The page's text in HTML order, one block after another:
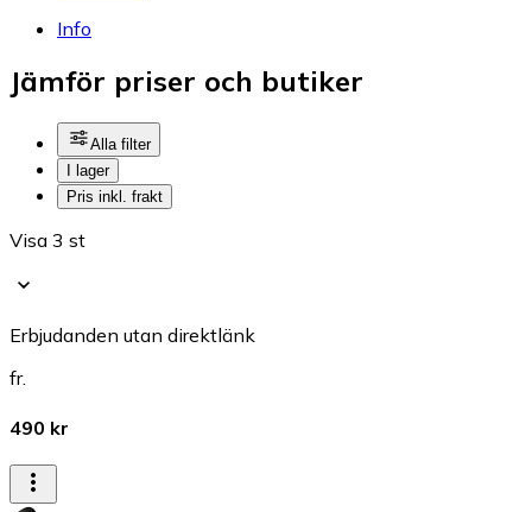
Info
Jämför priser och butiker
Alla filter
I lager
Pris inkl. frakt
Visa 3 st
Erbjudanden utan direktlänk
fr.
490 kr